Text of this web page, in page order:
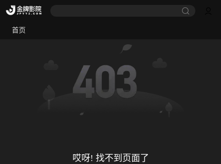
首页
哎呀! 找不到页面了